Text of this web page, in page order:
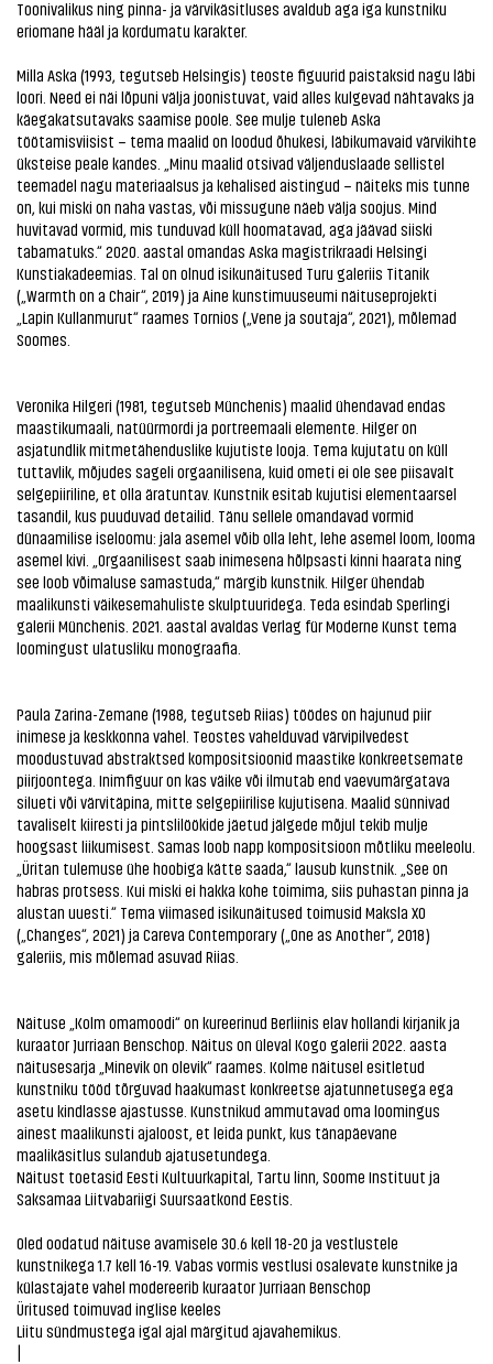
Toonivalikus ning pinna- ja värvikäsitluses avaldub aga iga kunstniku
eriomane hääl ja kordumatu karakter.
Milla Aska (1993, tegutseb Helsingis) teoste figuurid paistaksid nagu läbi
loori. Need ei näi lõpuni välja joonistuvat, vaid alles kulgevad nähtavaks ja
käegakatsutavaks saamise poole. See mulje tuleneb Aska
töötamisviisist – tema maalid on loodud õhukesi, läbikumavaid värvikihte
üksteise peale kandes. „Minu maalid otsivad väljenduslaade sellistel
teemadel nagu materiaalsus ja kehalised aistingud – näiteks mis tunne
on, kui miski on naha vastas, või missugune näeb välja soojus. Mind
huvitavad vormid, mis tunduvad küll hoomatavad, aga jäävad siiski
tabamatuks.“ 2020. aastal omandas Aska magistrikraadi Helsingi
Kunstiakadeemias. Tal on olnud isikunäitused Turu galeriis Titanik
(„Warmth on a Chair“, 2019) ja Aine kunstimuuseumi näituseprojekti
„Lapin Kullanmurut“ raames Tornios („Vene ja soutaja“, 2021), mõlemad
Soomes.
Veronika Hilgeri (1981, tegutseb Münchenis) maalid ühendavad endas
maastikumaali, natüürmordi ja portreemaali elemente. Hilger on
asjatundlik mitmetähenduslike kujutiste looja. Tema kujutatu on küll
tuttavlik, mõjudes sageli orgaanilisena, kuid ometi ei ole see piisavalt
selgepiiriline, et olla äratuntav. Kunstnik esitab kujutisi elementaarsel
tasandil, kus puuduvad detailid. Tänu sellele omandavad vormid
dünaamilise iseloomu: jala asemel võib olla leht, lehe asemel loom, looma
asemel kivi. „Orgaanilisest saab inimesena hõlpsasti kinni haarata ning
see loob võimaluse samastuda,“ märgib kunstnik. Hilger ühendab
maalikunsti väikesemahuliste skulptuuridega. Teda esindab Sperlingi
galerii Münchenis. 2021. aastal avaldas Verlag für Moderne Kunst tema
loomingust ulatusliku monograafia.
Paula Zarina-Zemane (1988, tegutseb Riias) töödes on hajunud piir
inimese ja keskkonna vahel. Teostes vahelduvad värvipilvedest
moodustuvad abstraktsed kompositsioonid maastike konkreetsemate
piirjoontega. Inimfiguur on kas väike või ilmutab end vaevumärgatava
silueti või värvitäpina, mitte selgepiirilise kujutisena. Maalid sünnivad
tavaliselt kiiresti ja pintslilöökide jäetud jälgede mõjul tekib mulje
hoogsast liikumisest. Samas loob napp kompositsioon mõtliku meeleolu.
„Üritan tulemuse ühe hoobiga kätte saada,“ lausub kunstnik. „See on
habras protsess. Kui miski ei hakka kohe toimima, siis puhastan pinna ja
alustan uuesti.“ Tema viimased isikunäitused toimusid Maksla XO
(„Changes“, 2021) ja Careva Contemporary („One as Another“, 2018)
galeriis, mis mõlemad asuvad Riias.
Näituse „Kolm omamoodi“ on kureerinud Berliinis elav hollandi kirjanik ja
kuraator Jurriaan Benschop. Näitus on üleval Kogo galerii 2022. aasta
näitusesarja „Minevik on olevik“ raames. Kolme näitusel esitletud
kunstniku tööd tõrguvad haakumast konkreetse ajatunnetusega ega
asetu kindlasse ajastusse. Kunstnikud ammutavad oma loomingus
ainest maalikunsti ajaloost, et leida punkt, kus tänapäevane
maalikäsitlus sulandub ajatusetundega.
Näitust toetasid Eesti Kultuurkapital, Tartu linn, Soome Instituut ja
Saksamaa Liitvabariigi Suursaatkond Eestis.
Oled oodatud näituse avamisele 30.6 kell 18-20 ja vestlustele
kunstnikega 1.7 kell 16-19. Vabas vormis vestlusi osalevate kunstnike ja
külastajate vahel modereerib kuraator Jurriaan Benschop
Üritused toimuvad inglise keeles
Liitu sündmustega igal ajal märgitud ajavahemikus.
|